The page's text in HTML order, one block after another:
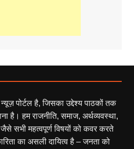
न्यूज़ पोर्टल है, जिसका उद्देश्य पाठकों तक
है। हम राजनीति, समाज, अर्थव्यवस्था,
सभी महत्वपूर्ण विषयों को कवर करते
का असली दायित्व है – जनता को